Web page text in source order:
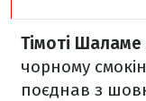
Тімоті Шаламе
чорному
поєднав з